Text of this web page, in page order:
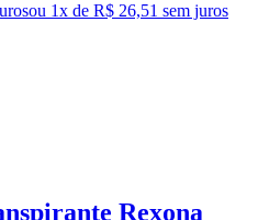
ou 1x de R$ 26,51 sem juros
Rexona